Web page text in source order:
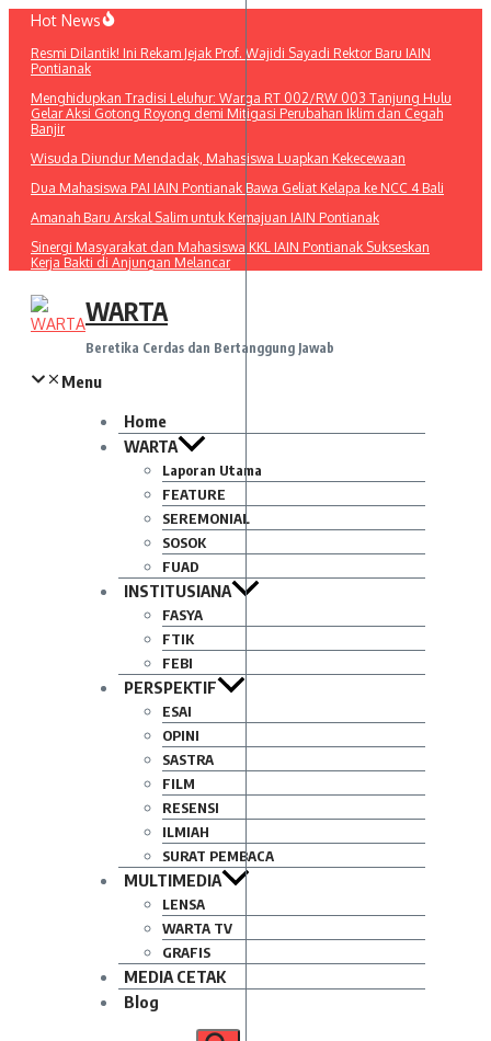
Lewati
konten
Hot News
Resmi Dilantik! Ini Rekam Jejak Prof. Wajidi Sayadi Rektor Baru IAIN
Pontianak
Menghidupkan Tradisi Leluhur: Warga RT 002/RW 003 Tanjung Hulu
Gelar Aksi Gotong Royong demi Mitigasi Perubahan Iklim dan Cegah
Banjir
Wisuda Diundur Mendadak, Mahasiswa Luapkan Kekecewaan
Dua Mahasiswa PAI IAIN Pontianak Bawa Geliat Kelapa ke NCC 4 Bali
Amanah Baru Arskal Salim untuk Kemajuan IAIN Pontianak
Sinergi Masyarakat dan Mahasiswa KKL IAIN Pontianak Sukseskan
Kerja Bakti di Anjungan Melancar
WARTA
Beretika Cerdas dan Bertanggung Jawab
Menu
Home
WARTA
Laporan Utama
FEATURE
SEREMONIAL
SOSOK
FUAD
INSTITUSIANA
FASYA
FTIK
FEBI
PERSPEKTIF
ESAI
OPINI
SASTRA
FILM
RESENSI
ILMIAH
SURAT PEMBACA
MULTIMEDIA
LENSA
WARTA TV
GRAFIS
MEDIA CETAK
Blog